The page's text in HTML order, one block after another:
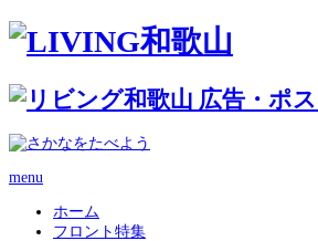
menu
ホーム
フロント特集